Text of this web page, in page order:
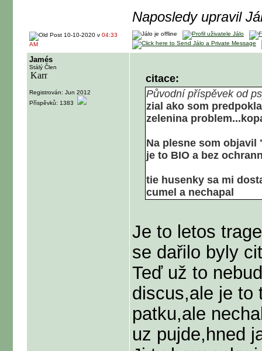
Naposledy upravil
10-10-2020 v 04:33
AM
Jamés
Stálý Člen
Registrován: Jun 2012
Příspěvků: 1383
citace:
Původní příspěvek od
zial ako som
zelenina
Na plesne som
je to BIO a bez
tie husenky sa mi
cumel a nechapal
Je to letos
se dařilo byly
Teď už to
discus,ale je to
patku,ale
uz pujde,hned